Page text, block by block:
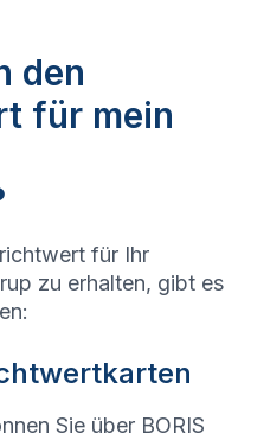
den
für mein
für Ihr
zu erhalten, gibt es
Sie über BORIS